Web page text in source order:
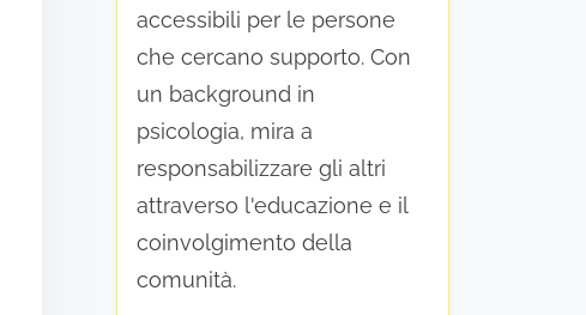
accessibili per le persone
che cercano supporto. Con
un background in
psicologia, mira a
responsabilizzare gli altri
attraverso l'educazione e il
coinvolgimento della
comunità.